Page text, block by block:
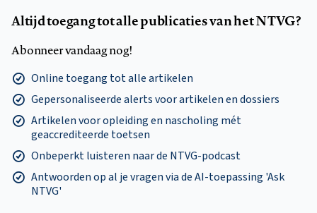
Altijd toegang tot alle publicaties van het NTVG?
Abonneer vandaag nog!
Online toegang tot alle artikelen
Gepersonaliseerde alerts voor artikelen en dossiers
Artikelen voor opleiding en nascholing mét
geaccrediteerde toetsen
Onbeperkt luisteren naar de NTVG-podcast
Antwoorden op al je vragen via de AI-toepassing 'Ask
NTVG'